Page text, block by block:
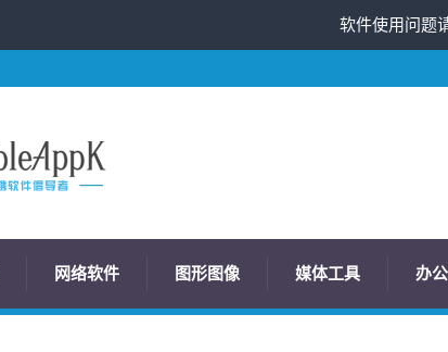
网络软件 图形图像 媒体工具 办
软件使用问题